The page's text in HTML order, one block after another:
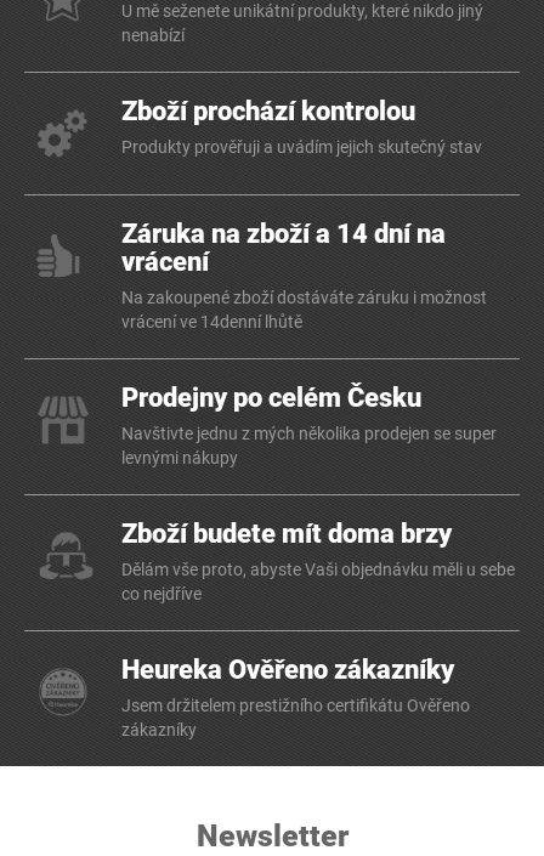
U mě seženete unikátní produkty, které nikdo jiný
nenabízí
Zboží prochází kontrolou
Produkty prověřuji a uvádím jejich skutečný stav
Záruka na zboží a 14 dní na
vrácení
Na zakoupené zboží dostáváte záruku i možnost
vrácení ve 14denní lhůtě
Prodejny po celém Česku
Navštivte jednu z mých několika prodejen se super
levnými nákupy
Zboží budete mít doma brzy
Dělám vše proto, abyste Vaši objednávku měli u sebe
co nejdříve
Heureka Ověřeno zákazníky
Jsem držitelem prestižního certifikátu Ověřeno
zákazníky
Newsletter